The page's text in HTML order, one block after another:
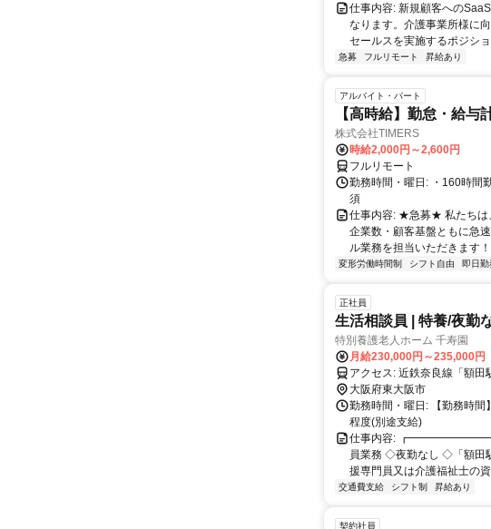
仕事内容: 新規顧客への
なります。介護事業所様に
セールスを実施するポジシ
急募 フルリモート 昇給あり
アルバイト・パート
【高時給】勤怠・給与
株式会社TIMERS
時給2,000円～2,600円
フルリモート
勤務時間・曜日: ・160時間
須
仕事内容: ★急募★ 私たちは
企業数・顧客基盤ともに急
ル業務を担当いただきます
変形労働時間制 シフト自由 即日勤
正社員
生活相談員 | 特養/夜勤
特別養護老人ホーム 千寿園
月給230,000円～235,000円
アクセス: 近鉄奈良線
大阪府東大阪市
勤務時間・曜日: 【勤務時
程度(別途支給)
仕事内容:
員業務 ◇夜勤なし ◇「額田
援専門員又は介護福祉士の
交通費支給 シフト制 昇給あり
契約社員